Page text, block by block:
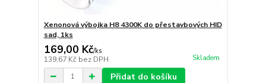
Xenonová výbojka H8 4300K do přestavbových HID
sad, 1ks
169,00 Kč/ks
139,67 Kč bez DPH Skladem
Přidat do košíku